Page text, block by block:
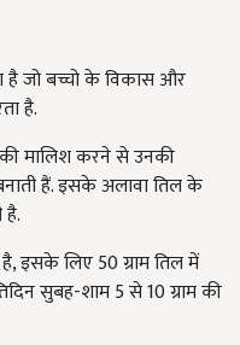
है जो बच्चो के विकास और
है.
मालिश करने से उनकी
हैं. इसके अलावा तिल के
इसके लिए 50 ग्राम तिल में
सुबह-शाम 5 से 10 ग्राम की